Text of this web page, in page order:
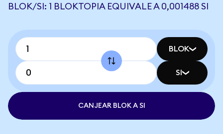
BLOK/SI: 1 BLOKTOPIA EQUIVALE A 0,001488 SI
BLOK
SI
CANJEAR BLOK A SI